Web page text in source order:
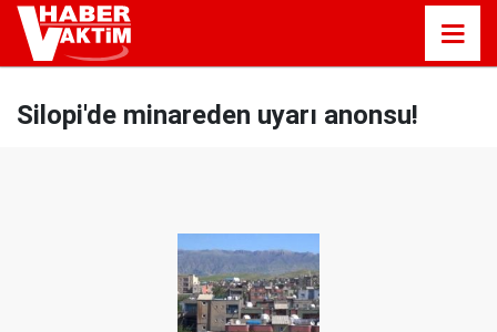
Silopi'de minareden uyarı anonsu!